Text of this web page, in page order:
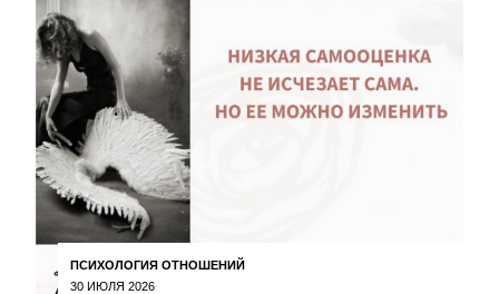
ПСИХОЛОГИЯ ОТНОШЕНИЙ
30 ИЮЛЯ 2026